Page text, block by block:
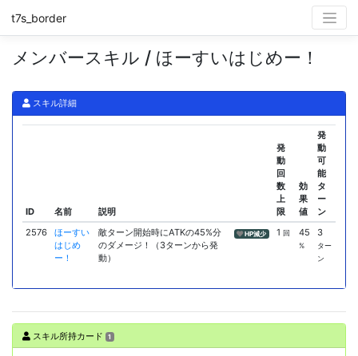
t7s_border
メンバースキル / ほーすいはじめー！
スキル詳細
ID 名前 説明
発
動
回
数
上
限
効
果
値
発
動
可
能
タ
ー
ン
2576
ほーすい
はじめ
ー！
敵ターン開始時にATKの45%分
のダメージ！（3ターンから発
動）
HP減少 1回 45
%
3
ター
ン
スキル所持カード 1